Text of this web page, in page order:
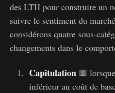
des LTH pour construire un
suivre le sentiment du
considérons quatre sous-
changements dans le
Capitulation🟥
inférieur au coût de